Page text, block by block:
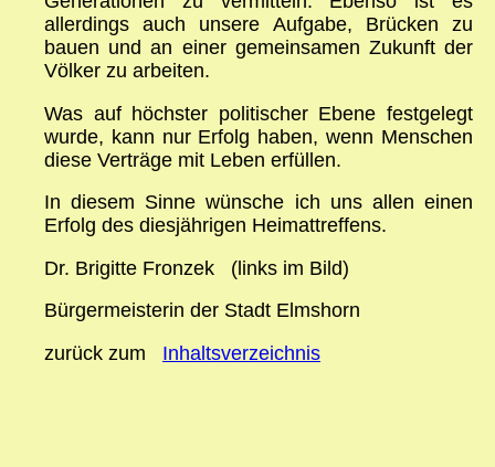
allerdings auch unsere Aufgabe, Brücken zu
bauen und an einer gemeinsamen Zukunft der
Völker zu arbeiten.
Was auf höchster politischer Ebene festgelegt
wurde, kann nur Erfolg haben, wenn Menschen
diese Verträge mit Leben erfüllen.
In diesem Sinne wünsche ich uns allen einen
Erfolg des diesjährigen Heimattreffens.
Dr. Brigitte Fronzek (links im Bild)
Bürgermeisterin der Stadt Elmshorn
zurück zum
Inhaltsverzeichnis